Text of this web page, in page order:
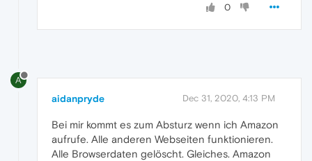
0
A
aidanpryde Dec 31, 2020, 4:13 PM
Bei mir kommt es zum Absturz wenn ich Amazon
aufrufe. Alle anderen Webseiten funktionieren.
Alle Browserdaten gelöscht. Gleiches. Amazon